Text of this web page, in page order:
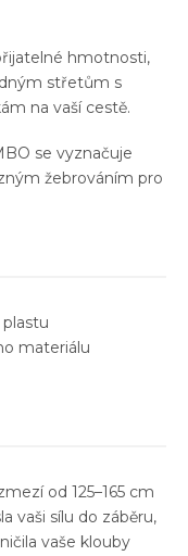
hmotnosti,
střetům s
na vaší cestě.
se vyznačuje
žebrováním pro
materiálu
od 125–165 cm
vaši sílu do záběru,
vaše klouby